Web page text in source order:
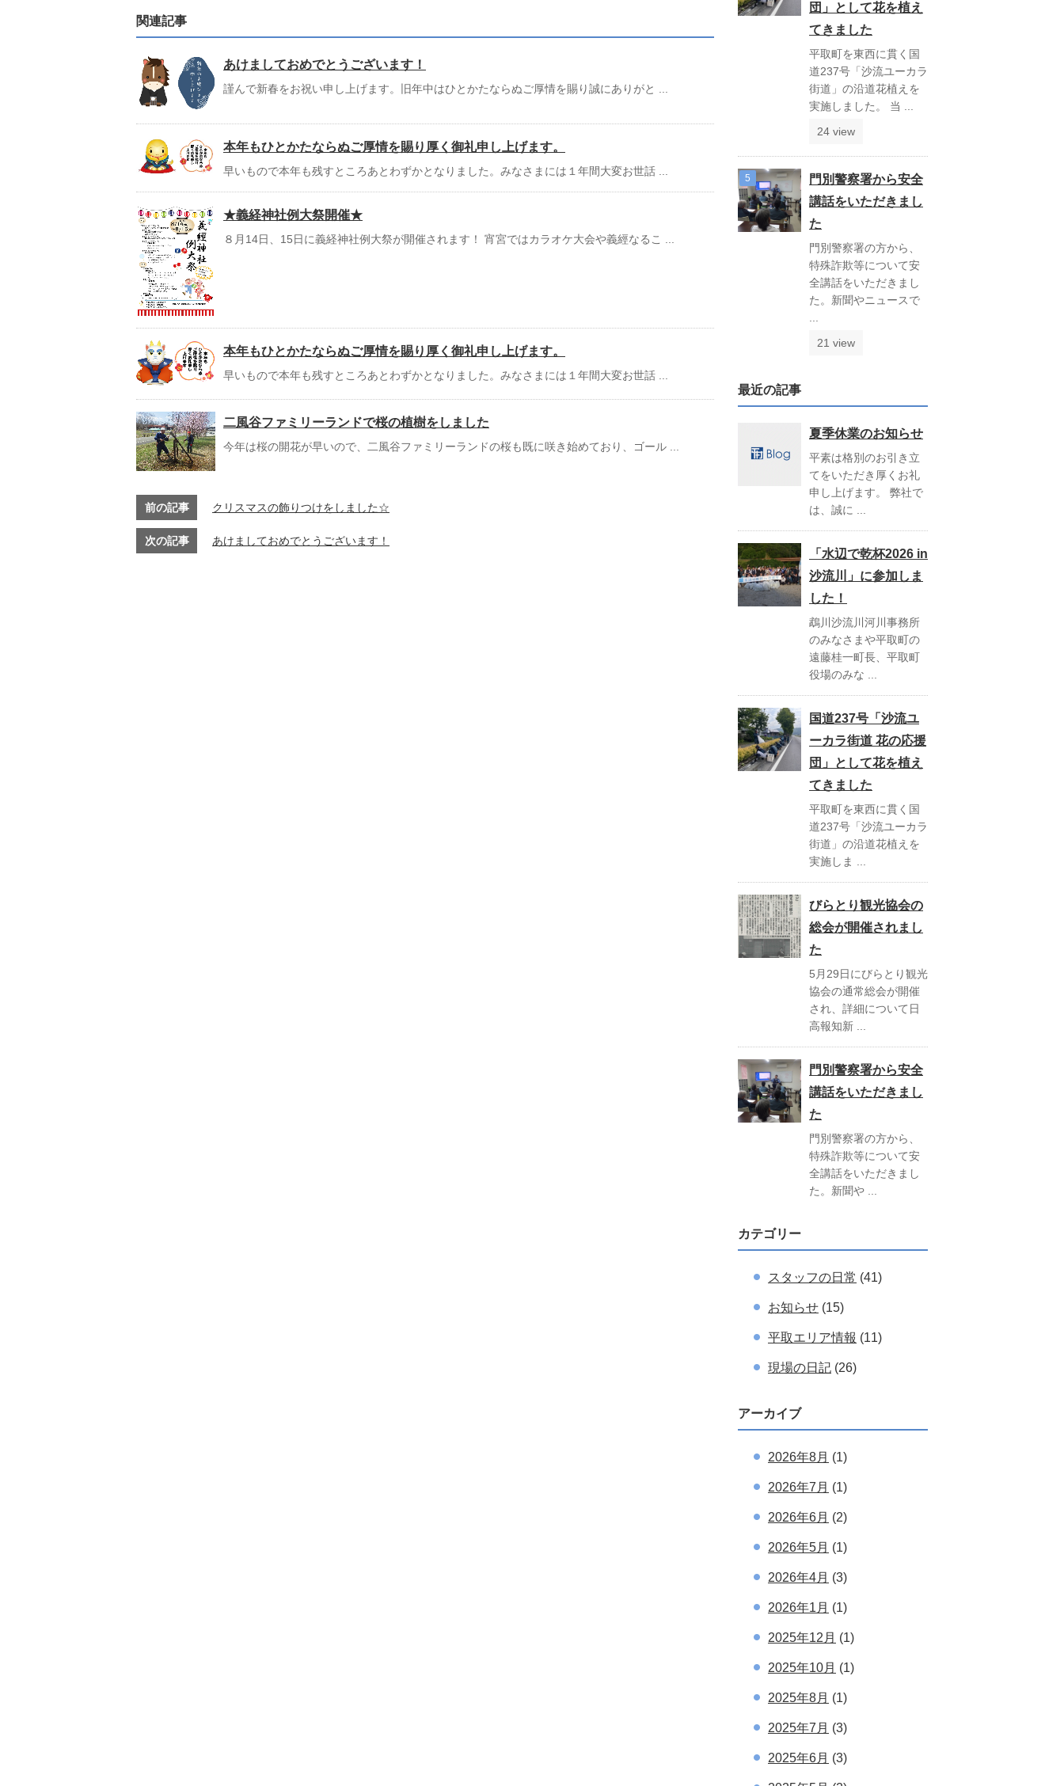
関連記事
あけましておめでとうございます！
謹んで新春をお祝い申し上げます。旧年中はひとかたならぬご厚情を賜り誠にありがと ...
本年もひとかたならぬご厚情を賜り厚く御礼申し上げます。
早いもので本年も残すところあとわずかとなりました。みなさまには１年間大変お世話 ...
★義経神社例大祭開催★
８月14日、15日に義経神社例大祭が開催されます！ 宵宮ではカラオケ大会や義經なるこ ...
本年もひとかたならぬご厚情を賜り厚く御礼申し上げます。
早いもので本年も残すところあとわずかとなりました。みなさまには１年間大変お世話 ...
二風谷ファミリーランドで桜の植樹をしました
今年は桜の開花が早いので、二風谷ファミリーランドの桜も既に咲き始めており、ゴール ...
前の記事 クリスマスの飾りつけをしました☆
次の記事 あけましておめでとうございます！
団」として花を植え
てきました
平取町を東西に貫く国
道237号「沙流ユーカラ
街道」の沿道花植えを
実施しました。 当 ...
24 view
門別警察署から安全
講話をいただきまし
た
門別警察署の方から、
特殊詐欺等について安
全講話をいただきまし
た。新聞やニュースで
21 view
最近の記事
夏季休業のお知らせ
平素は格別のお引き立
てをいただき厚くお礼
申し上げます。 弊社で
は、誠に ...
「水辺で乾杯2026 in
沙流川」に参加しま
した！
鵡川沙流川河川事務所
のみなさまや平取町の
遠藤桂一町長、平取町
役場のみな ...
国道237号「沙流ユ
ーカラ街道 花の応援
団」として花を植え
てきました
平取町を東西に貫く国
道237号「沙流ユーカラ
街道」の沿道花植えを
実施しま ...
びらとり観光協会の
総会が開催されまし
た
5月29日にびらとり観光
協会の通常総会が開催
され、詳細について日
高報知新 ...
門別警察署から安全
講話をいただきまし
た
門別警察署の方から、
特殊詐欺等について安
全講話をいただきまし
た。新聞や ...
カテゴリー
スタッフの日常 (41)
お知らせ (15)
平取エリア情報 (11)
現場の日記 (26)
アーカイブ
2026年8月 (1)
2026年7月 (1)
2026年6月 (2)
2026年5月 (1)
2026年4月 (3)
2026年1月 (1)
2025年12月 (1)
2025年10月 (1)
2025年8月 (1)
2025年7月 (3)
2025年6月 (3)